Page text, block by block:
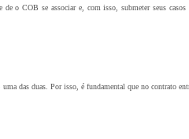
COB se associar e, com isso, submeter seus
das duas. Por isso, é fundamental que no contrato